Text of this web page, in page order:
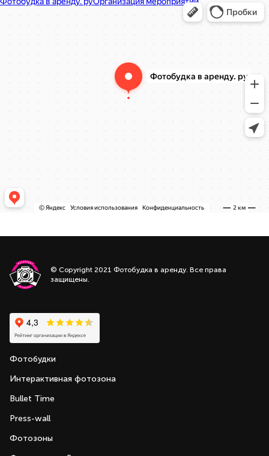
© Copyright 2021 Фотобудка в аренду. Все права
защищены.
Фотобудки
Интерактивная фотозона
Bullet Time
Press-wall
Фотозоны